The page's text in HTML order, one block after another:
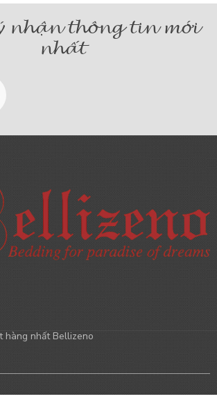
nhận thông tin mới
nhất
hàng nhất Bellizeno